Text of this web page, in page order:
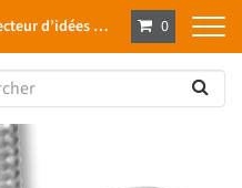
d’idées … 0